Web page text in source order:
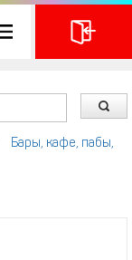
Бары, кафе, пабы,